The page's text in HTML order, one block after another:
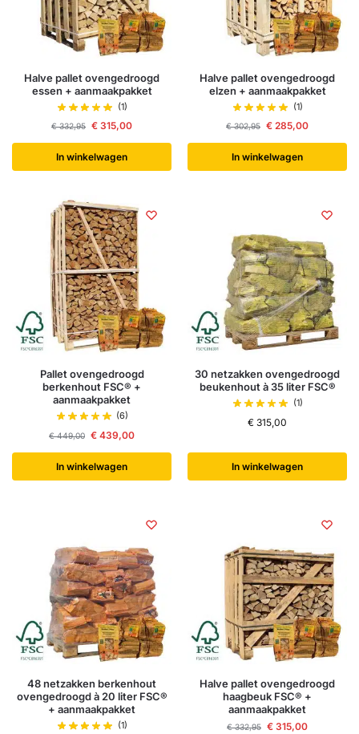
Halve pallet ovengedroogd
essen + aanmaakpakket
(1)
€332,95 € 315,00
In winkelwagen
Halve pallet ovengedroogd
elzen + aanmaakpakket
(1)
€302,95 € 285,00
In winkelwagen
Pallet ovengedroogd
berkenhout FSC® +
aanmaakpakket
(6)
€449,00 € 439,00
In winkelwagen
30 netzakken ovengedroogd
beukenhout à 35 liter FSC®
(1)
€ 315,00
In winkelwagen
48 netzakken berkenhout
ovengedroogd à 20 liter FSC®
+ aanmaakpakket
(1)
Halve pallet ovengedroogd
haagbeuk FSC® +
aanmaakpakket
€332,95 € 315,00